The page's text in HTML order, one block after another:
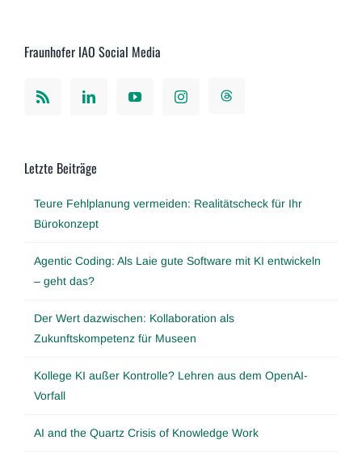
Fraunhofer IAO Social Media
Letzte Beiträge
Teure Fehlplanung vermeiden: Realitätscheck für Ihr
Bürokonzept
Agentic Coding: Als Laie gute Software mit KI entwickeln
– geht das?
Der Wert dazwischen: Kollaboration als
Zukunftskompetenz für Museen
Kollege KI außer Kontrolle? Lehren aus dem OpenAI-
Vorfall
AI and the Quartz Crisis of Knowledge Work